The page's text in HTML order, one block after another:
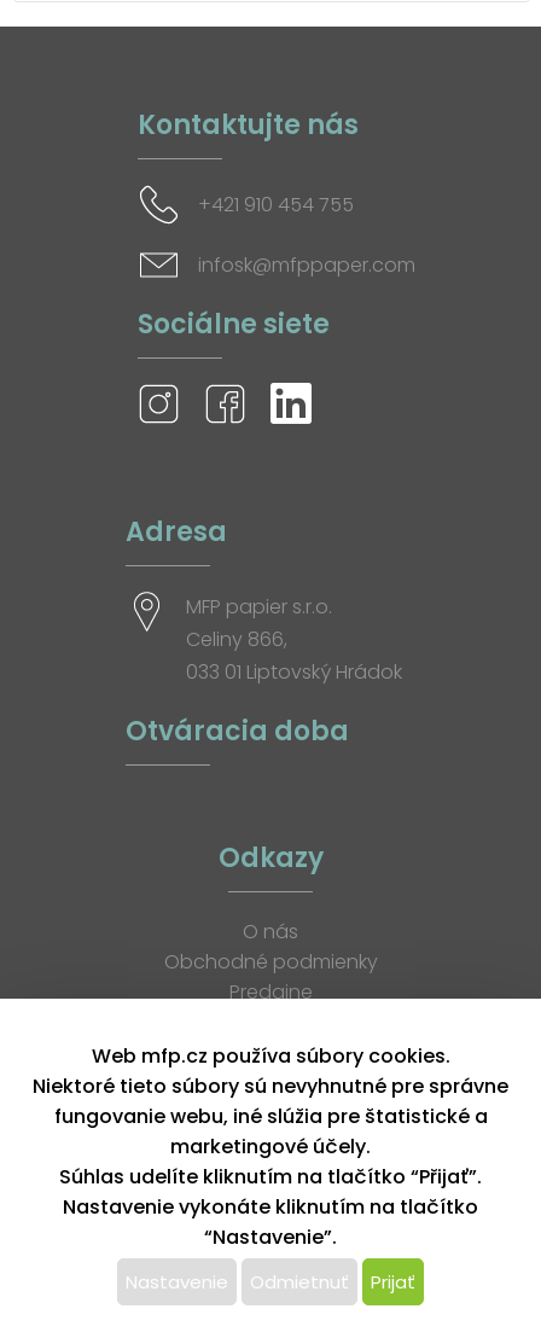
Kontaktujte nás
+421 910 454 755
infosk@mfppaper.com
Sociálne siete
Adresa
MFP papier s.r.o.
Celiny 866,
033 01 Liptovský Hrádok
Otváracia doba
Odkazy
O nás
Obchodné podmienky
Predajne
K stiahnutiu
Blog
Kontakt
Kariéra
XML feed
Copyright © 2026, MFP paper s. r. o. | Všetky práva vyhradené
design by MFP
Tento web používa k poskytovaniu služieb,
Web mfp.cz používa súbory cookies.
Niektoré tieto súbory sú nevyhnutné pre správne
fungovanie webu, iné slúžia pre štatistické a
marketingové účely.
Súhlas udelíte kliknutím na tlačítko “Přijať”.
Nastavenie vykonáte kliknutím na tlačítko
“Nastavenie”.
Nastavenie Odmietnuť Prijať